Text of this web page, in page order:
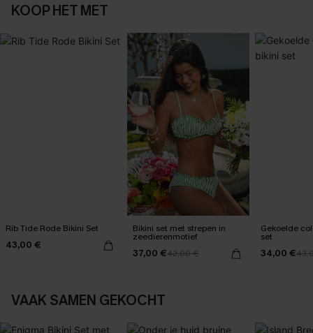
KOOP HET MET
Rib Tide Rode Bikini Set
43,00 €
Bikini set met strepen in
zeedierenmotief
37,00 €42,00 €
Gekoelde
set
34,00 €
VAAK SAMEN GEKOCHT